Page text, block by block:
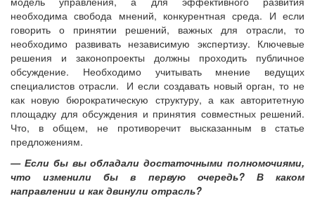
необходима свобода мнений, конкурентная среда. И если
говорить о принятии решений, важных для отрасли, то
необходимо развивать независимую экспертизу. Ключевые
решения и законопроекты должны проходить публичное
обсуждение. Необходимо учитывать мнение ведущих
специалистов отрасли. И если создавать новый орган, то не
как новую бюрократическую структуру, а как авторитетную
площадку для обсуждения и принятия совместных решений.
Что, в общем, не противоречит высказанным в статье
предложениям.
— Если бы вы обладали достаточными полномочиями,
что изменили бы в первую очередь? В каком
направлении и как двинули отрасль?